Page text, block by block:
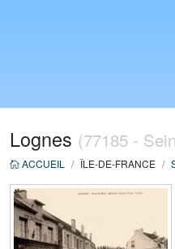
Lognes (77185 -
ACCUEIL ÎLE-DE-FRANCE